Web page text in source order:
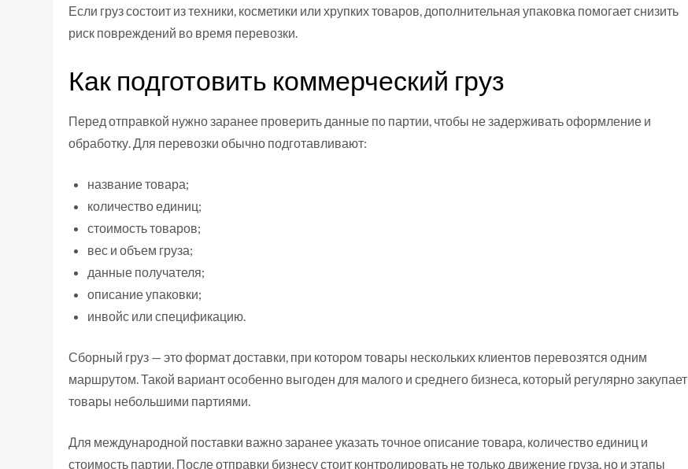
Если груз состоит из техники, косметики или хрупких товаров, дополнительная упаковка помогает снизить
риск повреждений во время перевозки.
Как подготовить коммерческий груз
Перед отправкой нужно заранее проверить данные по партии, чтобы не задерживать оформление и
обработку. Для перевозки обычно подготавливают:
название товара;
количество единиц;
стоимость товаров;
вес и объем груза;
данные получателя;
описание упаковки;
инвойс или спецификацию.
Сборный груз — это формат доставки, при котором товары нескольких клиентов перевозятся одним
маршрутом. Такой вариант особенно выгоден для малого и среднего бизнеса, который регулярно закупает
товары небольшими партиями.
Для международной поставки важно заранее указать точное описание товара, количество единиц и
стоимость партии. После отправки бизнесу стоит контролировать не только движение груза, но и этапы